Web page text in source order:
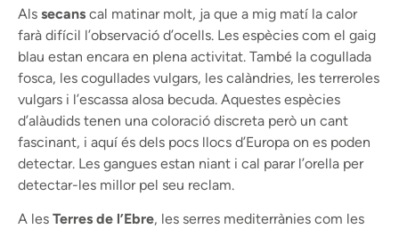
Als secans cal matinar molt, ja que a mig matí la calor
farà difícil l’observació d’ocells. Les espècies com el gaig
blau estan encara en plena activitat. També la cogullada
fosca, les cogullades vulgars, les calàndries, les terreroles
vulgars i l’escassa alosa becuda. Aquestes espècies
d’alàudids tenen una coloració discreta però un cant
fascinant, i aquí és dels pocs llocs d’Europa on es poden
detectar. Les gangues estan niant i cal parar l’orella per
detectar-les millor pel seu reclam.
A les Terres de l’Ebre, les serres mediterrànies com les